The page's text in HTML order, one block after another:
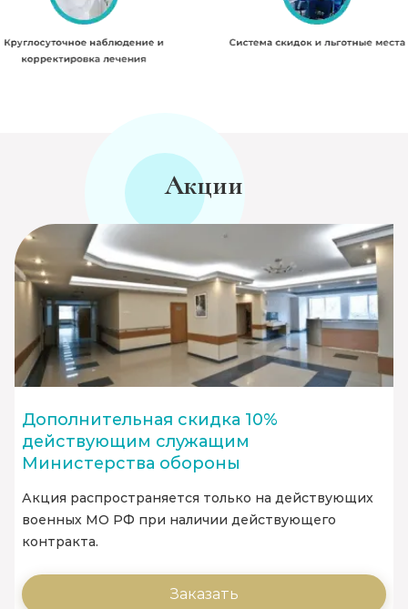
Акции
Дополнительная скидка 10%
действующим служащим
Министерства обороны
Акция распространяется только на действующих
военных МО РФ при наличии действующего
контракта.
Заказать